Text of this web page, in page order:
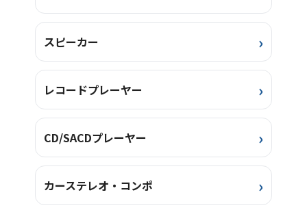
スピーカー
レコードプレーヤー
CD/SACDプレーヤー
カーステレオ・コンポ